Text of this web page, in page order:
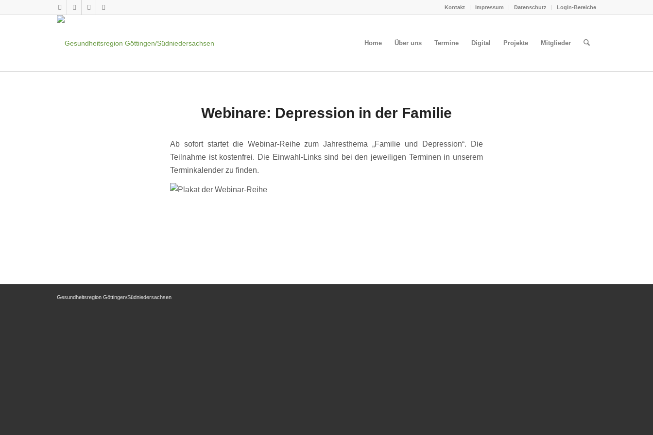
Kontakt Impressum Datenschutz Login-Bereiche
Home Über uns Termine Digital Projekte Mitglieder
Webinare: Depression in der Familie
Ab sofort startet die Webinar-Reihe zum Jahresthema „Familie und Depression“. Die
Teilnahme ist kostenfrei. Die Einwahl-Links sind bei den jeweiligen Terminen in unserem
Terminkalender zu finden.
Gesundheitsregion Göttingen/Südniedersachsen